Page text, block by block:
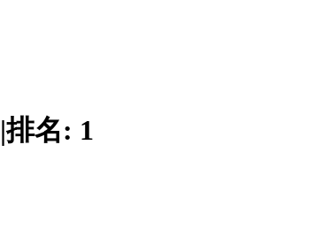
|排名: 1